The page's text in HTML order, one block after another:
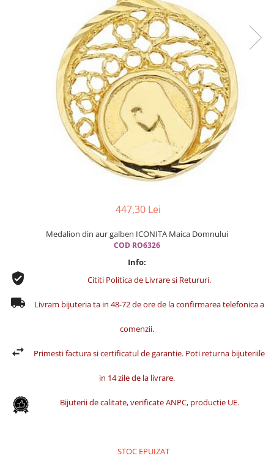
Cercei de aur lungi cu lant
Cercei din aur tortite
Cercei din aur alb
Cercei aur cu surub
447,30 Lei
Medalion din aur galben ICONITA Maica Domnului
COD RO6326
Info:
Cititi Politica de Livrare si Retururi.
Livram bijuteria ta in 48-72 de ore de la confirmarea telefonica a
comenzii.
Primesti factura si certificatul de garantie. Poti returna bijuteriile
in 14 zile de la livrare.
Bijuterii de calitate, verificate ANPC, productie UE.
STOC EPUIZAT